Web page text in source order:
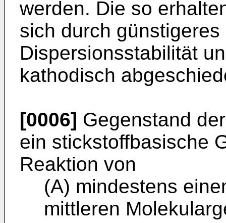
werden. Die so
sich durch
Dispersionsstabilität
kathodisch
[0006] Gegenstand
ein stickstoffbasische
Reaktion von
(A) mindestens
mittleren